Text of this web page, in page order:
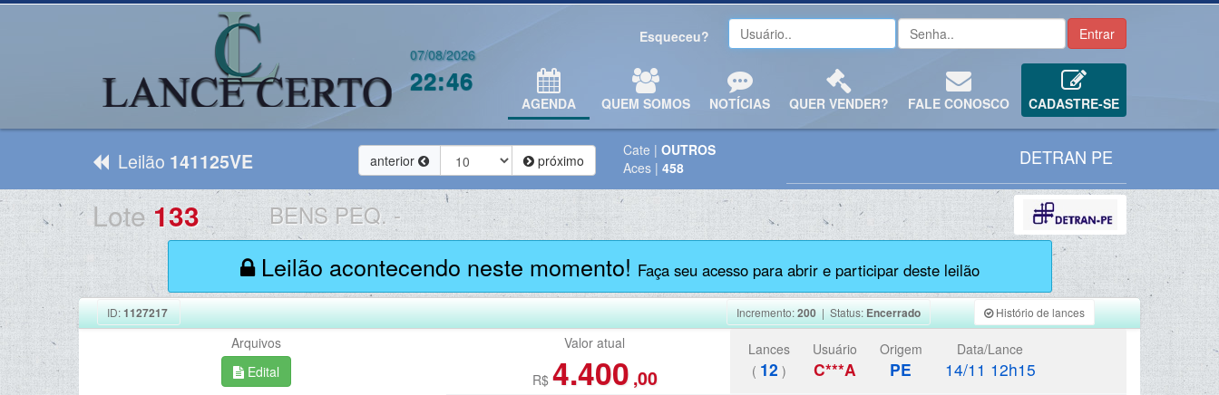
07/08/2026
22:46
Esqueceu?
AGENDA QUEM SOMOS NOTÍCIAS QUER VENDER? FALE CONOSCO CADASTRE-SE
Leilão 141125VE anterior próximo
Cate | OUTROS
Aces | 458 DETRAN PE
Lote133 BENS PEQ. -
Leilão acontecendo neste momento! Faça seu acesso para abrir e participar deste leilão
ID:1127217 Incremento:200 | Status:Encerrado Histório de lances
Arquivos
Edital
Valor atual
R$ 4.400 ,00
Lances
( 12 )
Usuário
C***A
Origem
PE
Data/Lance
14/11 12h15